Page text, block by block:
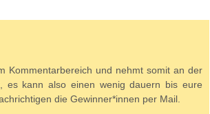
Kommentarbereich und nehmt somit an der
es kann also einen wenig dauern bis eure
die Gewinner*innen per Mail.